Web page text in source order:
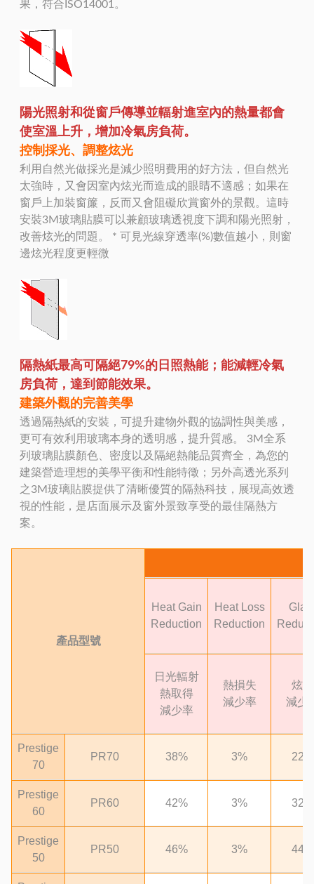
果，符合ISO14001。
陽光照射和從窗戶傳導並輻射進室內的熱量都會
使室溫上升，增加冷氣房負荷。
控制採光、調整炫光
利用自然光做採光是減少照明費用的好方法，但自然光
太強時，又會因室內炫光而造成的眼睛不適感；如果在
窗戶上加裝窗簾，反而又會阻礙欣賞窗外的景觀。這時
安裝3M玻璃貼膜可以兼顧玻璃透視度下調和陽光照射，
改善炫光的問題。 * 可見光線穿透率(%)數值越小，則窗
邊炫光程度更輕微
隔熱紙最高可隔絕79%的日照熱能；能減輕冷氣
房負荷，達到節能效果。
建築外觀的完善美學
透過隔熱紙的安裝，可提升建物外觀的協調性與美感，
更可有效利用玻璃本身的透明感，提升質感。 3M全系
列玻璃貼膜顏色、密度以及隔絕熱能品質齊全，為您的
建築營造理想的美學平衡和性能特徵；另外高透光系列
之3M玻璃貼膜提供了清晰優質的隔熱科技，展現高效透
視的性能，是店面展示及窗外景致享受的最佳隔熱方
案。
產品型號
Heat Gain
Reduction
Heat Loss
Reduction
日光輻射
熱取得
減少率
熱損失
減少率
炫光
減少
Prestige
70
PR70 38% 3% 22%
Prestige
60
PR60 42% 3% 32%
Prestige
50
PR50 46% 3% 44%